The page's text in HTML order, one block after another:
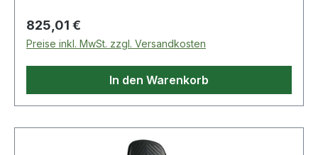
Regulärer Preis:
825,01 €
Preise inkl. MwSt. zzgl. Versandkosten
In den Warenkorb